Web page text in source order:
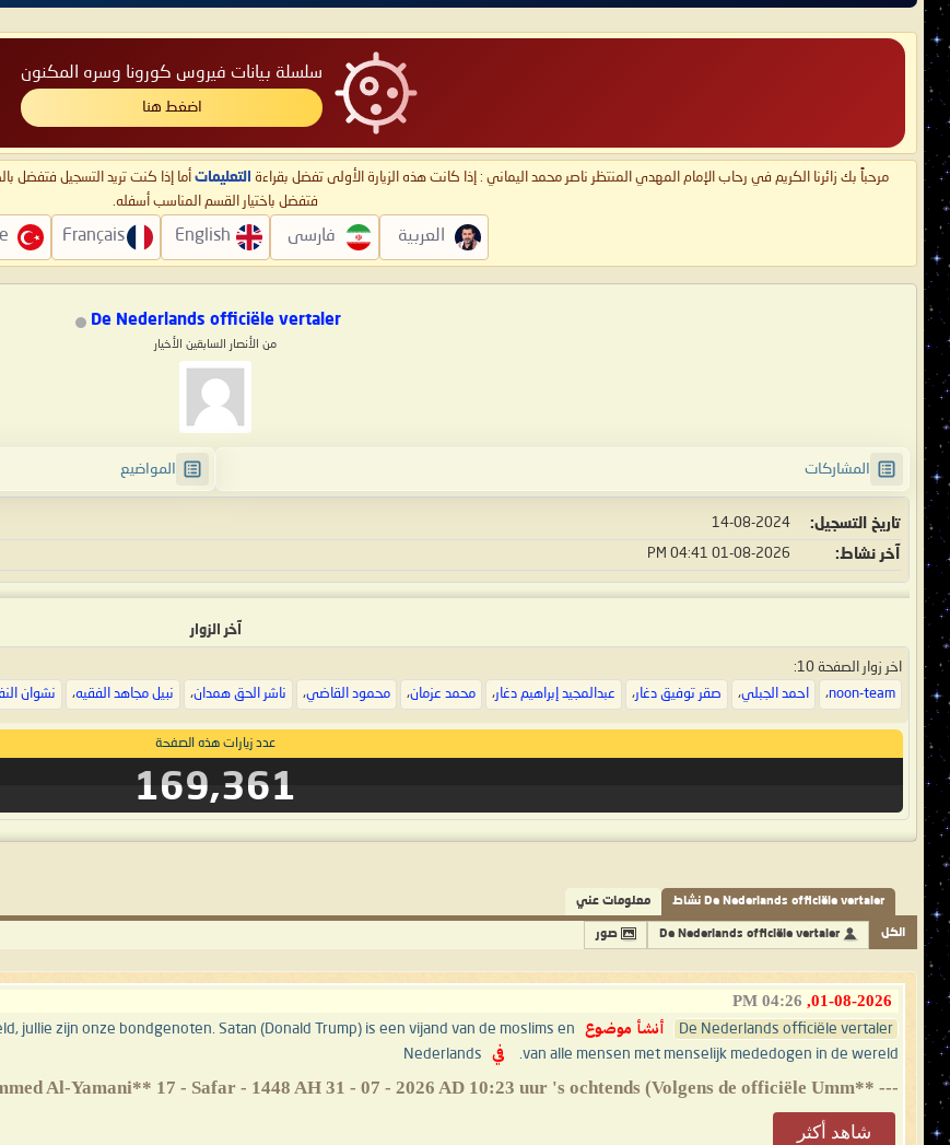
سلسلة بيانات فيروس كورونا وسره المكنون
اضغط هنا
مرحباً بك زائرنا الكريم في رحاب الإمام المهدي المنتظر ناصر محمد اليماني : إذا كانت هذه الزيارة الأولى تفضل بقراءة التعليمات أما إذا كنت تريد التسجيل فتفضل
فتفضل باختيار القسم المناسب أسفله.
العربية فارسی English
Français
De Nederlands officiële vertaler
من الأنصار السابقين الأخيار
المشاركات المواضيع
تاريخ التسجيل 14-08-2024
آخر نشاط 01-08-2026
04:41 PM
آخر الزوار
اخر زوار الصفحة 10:
noon-team، احمد الجبلي، صقر توفيق دغار، عبدالمجيد إبراهيم دغار، محمد عزمان، محمود القاضي، ناشر الحق همدان، نبيل مجاهد الفقيه، نشوان
عدد زيارات هذه الصفحة
169,361
De Nederlands officiële vertaler نشاط معلومات عني
الكل De Nederlands officiële vertaler صور
01-08-2026,
04:26 PM
De Nederlands officiële vertaler أنشأ موضوع
jullie zijn onze bondgenoten. Satan (Donald Trump) is een vijand van de moslims en
van alle mensen met menselijk mededogen in de wereld.
في Nederlands
--- **De Imam Mahdi Nasser Mohammed Al-Yamani** 17 - Safar - 1448 AH 31 - 07 - 2026 AD 10:23 uur 's ochtends (Volgens de officiële Umm...
شاهد أكثر